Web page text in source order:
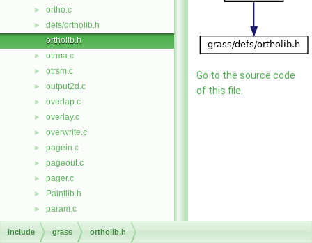
► ortho.c
►
defs/ortholib.h
ortholib.h
► otrma.c
► otrsm.c
► output2d.c
► overlap.c
► overlay.c
► overwrite.c
► pagein.c
► pageout.c
► pager.c
► Paintlib.h
► param.c
► parse_ftcap.c
► parser.c
Go to the source code
of this file.
include grass ortholib.h